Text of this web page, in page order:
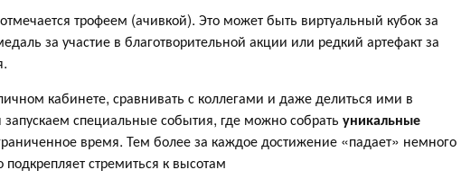
трофеем (ачивкой). Это может быть виртуальный кубок за
за участие в благотворительной акции или редкий артефакт за
кабинете, сравнивать с коллегами и даже делиться ими в
специальные события, где можно собрать уникальные
время. Тем более за каждое достижение «падает» немного
стремиться к высотам